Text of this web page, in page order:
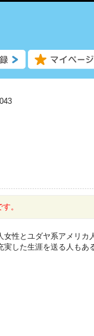
。
性とユダヤ系アメリカ
実した生涯を送る人も